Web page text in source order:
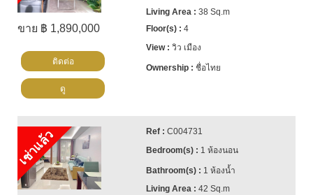
ขาย ฿ 1,890,000
38 Sq.m
4
วิว เมือง
ชื่อไทย
ติดต่อ
ดู
เช่าแล้ว
C004731
1 ห้องนอน
1 ห้องน้ำ
42 Sq.m